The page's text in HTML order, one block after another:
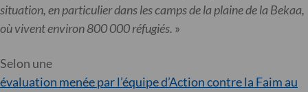
situation, en particulier dans les camps de la plaine de la Bekaa,
où vivent environ 800 000 réfugiés. »
Selon une
évaluation menée par l’équipe d’Action contre la Faim au